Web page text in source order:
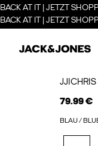
BACK AT IT | JETZT
BACK AT IT | JETZT
79.99 €
BLAU /